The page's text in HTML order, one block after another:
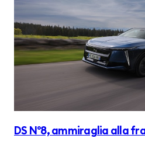
DS N°8, ammiraglia alla